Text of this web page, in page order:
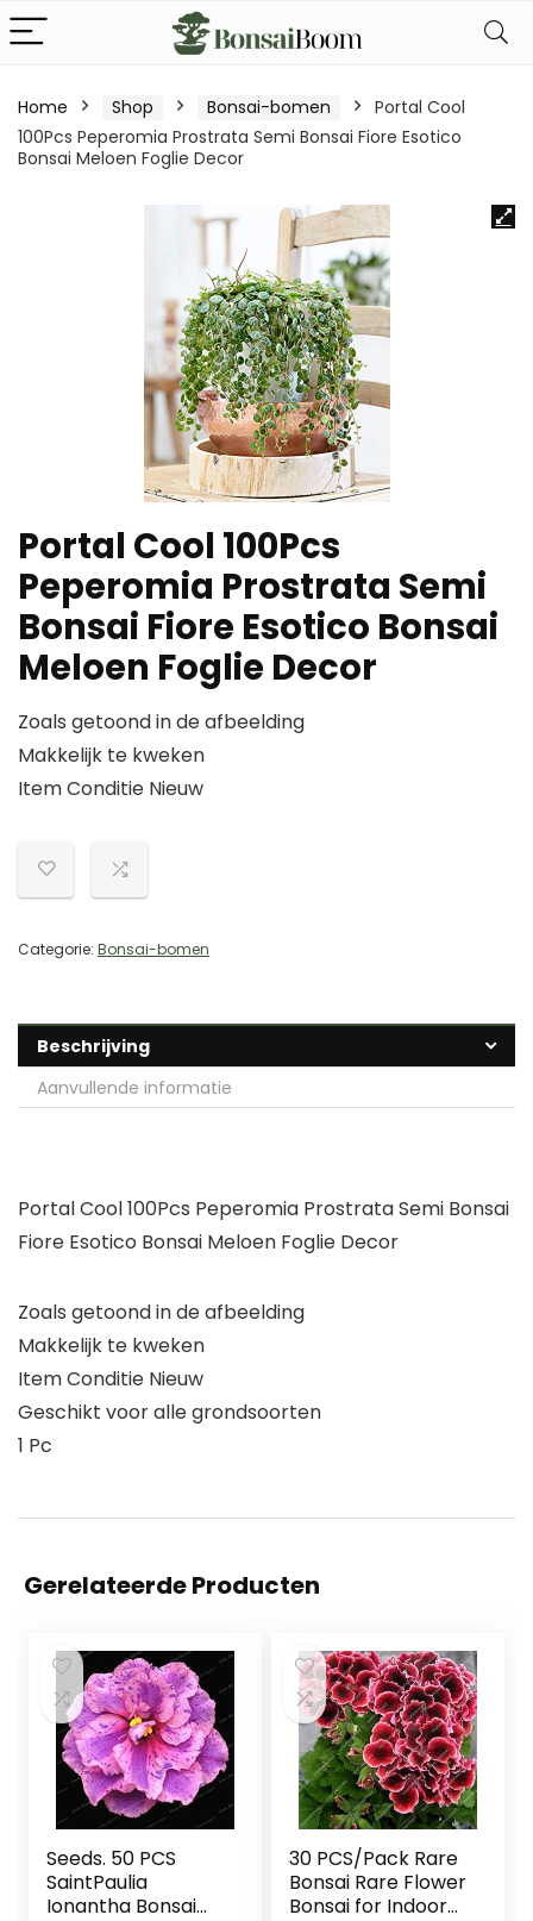
Home Shop Bonsai-bomen
Portal Cool
100Pcs Peperomia Prostrata Semi Bonsai Fiore Esotico
Bonsai Meloen Foglie Decor
Portal Cool 100Pcs
Peperomia Prostrata Semi
Bonsai Fiore Esotico Bonsai
Meloen Foglie Decor
Zoals getoond in de afbeelding
Makkelijk te kweken
Item Conditie Nieuw
Categorie: Bonsai-bomen
Beschrijving
Aanvullende informatie
Portal Cool 100Pcs Peperomia Prostrata Semi Bonsai
Fiore Esotico Bonsai Meloen Foglie Decor
Zoals getoond in de afbeelding
Makkelijk te kweken
Item Conditie Nieuw
Geschikt voor alle grondsoorten
1 Pc
Gerelateerde Producten
Seeds. 50 PCS
SaintPaulia
Ionantha Bonsai
30 PCS/Pack Rare
Bonsai Rare Flower
Bonsai for Indoor